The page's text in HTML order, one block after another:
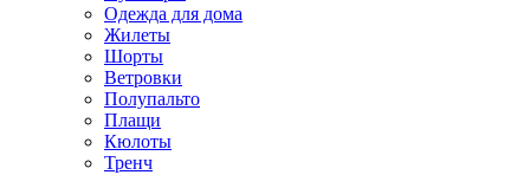
Одежда для дома
Жилеты
Шорты
Ветровки
Полупальто
Плащи
Кюлоты
Тренч